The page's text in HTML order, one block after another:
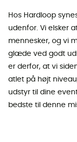
Hos Hardloop
udenfor. Vi elsker
mennesker, og vi
glæde ved godt
er derfor, at vi
atlet på højt
udstyr til dine
bedste til denne